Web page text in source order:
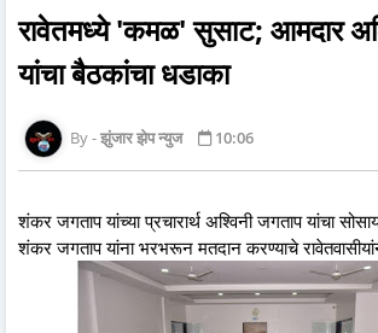
रावेतमध्ये 'कमळ' सुसाट; आमदार
यांचा बैठकांचा धडाका
झुंजार झेप न्युज 10:06
शंकर जगताप यांच्या प्रचारार्थ अश्विनी जगताप यांचा
शंकर जगताप यांना भरभरून मतदान करण्याचे